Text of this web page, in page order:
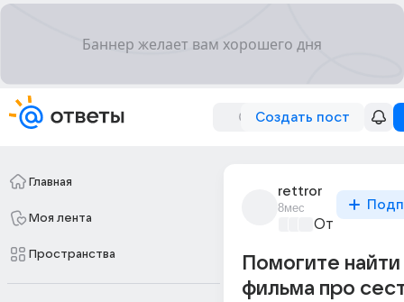
Создать пост
Главная
Моя лента
Пространства
rettror
8мес
Ответы Mail
Помогите найти
фильма про